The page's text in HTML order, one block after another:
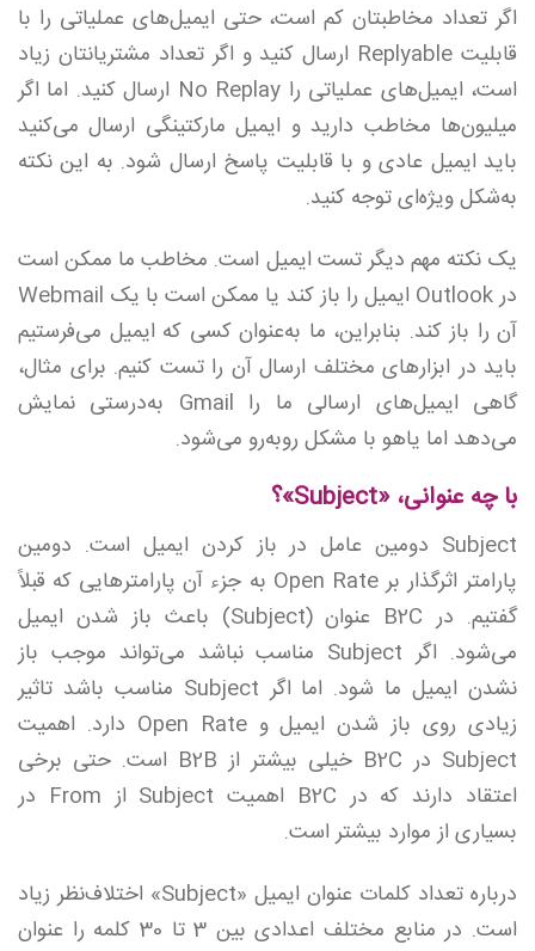
اگر تعداد مخاطبتان کم است، حتی ایمیل‌های عملیاتی را با
قابلیت Replyable ارسال کنید و اگر تعداد مشتریانتان زیاد
است، ایمیل‌های عملیاتی را No Replay ارسال کنید. اما اگر
میلیون‌ها مخاطب دارید و ایمیل مارکتینگی ارسال می‌کنید
باید ایمیل عادی و با قابلیت پاسخ ارسال شود. به این نکته
به‌شکل ویژه‌ای توجه کنید.
یک نکته مهم دیگر تست ایمیل است. مخاطب ما ممکن است
در Outlook ایمیل را باز کند یا ممکن است با یک Webmail
آن را باز کند. بنابراین، ما به‌عنوان کسی که ایمیل می‌فرستیم
باید در ابزارهای مختلف ارسال آن را تست کنیم. برای مثال،
گاهی ایمیل‌های ارسالی ما را Gmail به‌درستی نمایش
می‌دهد اما یاهو با مشکل روبه‌رو می‌شود.
با چه عنوانی، «Subject»؟
Subject دومین عامل در باز کردن ایمیل است. دومین
پارامتر اثرگذار بر Open Rate به جزء آن پارامترهایی که قبلاً
گفتیم. در B2C عنوان (Subject) باعث باز شدن ایمیل
می‌شود. اگر Subject مناسب نباشد می‌تواند موجب باز
نشدن ایمیل ما شود. اما اگر Subject مناسب باشد تاثیر
زیادی روی باز شدن ایمیل و Open Rate دارد. اهمیت
Subject در B2C خیلی بیشتر از B2B است. حتی برخی
اعتقاد دارند که در B2C اهمیت Subject از From در
بسیاری از موارد بیشتر است.
درباره تعداد کلمات عنوان ایمیل «Subject» اختلاف‌نظر زیاد
است. در منابع مختلف اعدادی بین 3 تا 30 کلمه را عنوان